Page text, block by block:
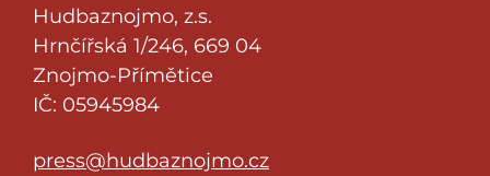
Hudbaznojmo, z.s.
Hrnčířská 1/246, 669 04
Znojmo-Přímětice
IČ: 05945984
press@hudbaznojmo.cz